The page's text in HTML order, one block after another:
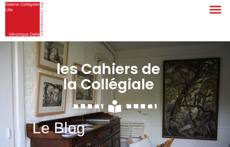
les Cahiers de
la Collégiale
Le Blog